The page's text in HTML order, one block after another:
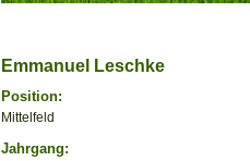
Emmanuel Leschke
Position:
Mittelfeld
Jahrgang: